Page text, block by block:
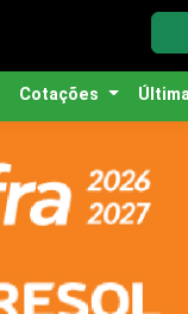
Cotações